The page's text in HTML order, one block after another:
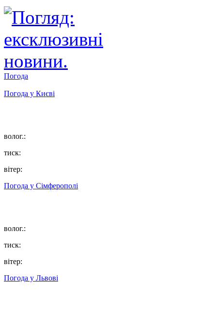
Погода
Погода у Києві
волог.:
тиск:
вітер:
Погода у Сімферополі
волог.:
тиск:
вітер:
Погода у Львові